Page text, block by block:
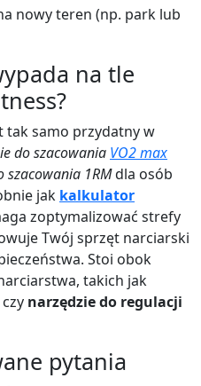
nowy teren (np. park lub
na tle
tak samo przydatny w
do szacowania VO2 max
szacowania 1RMdla osób
jak kalkulator
zoptymalizować strefy
Twój sprzęt narciarski
Stoi obok
takich jak
czy narzędzie do regulacji
pytania